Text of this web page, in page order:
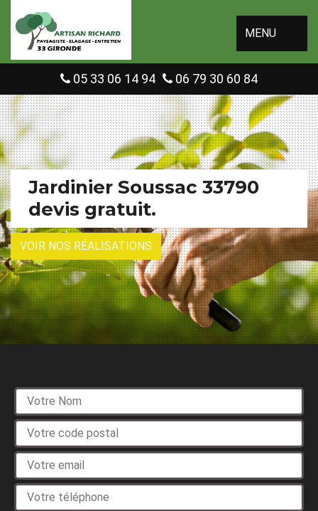
MENU
05 33 06 14 94 06 79 30 60 84
Jardinier Soussac 33790
devis gratuit.
VOIR NOS RÉALISATIONS